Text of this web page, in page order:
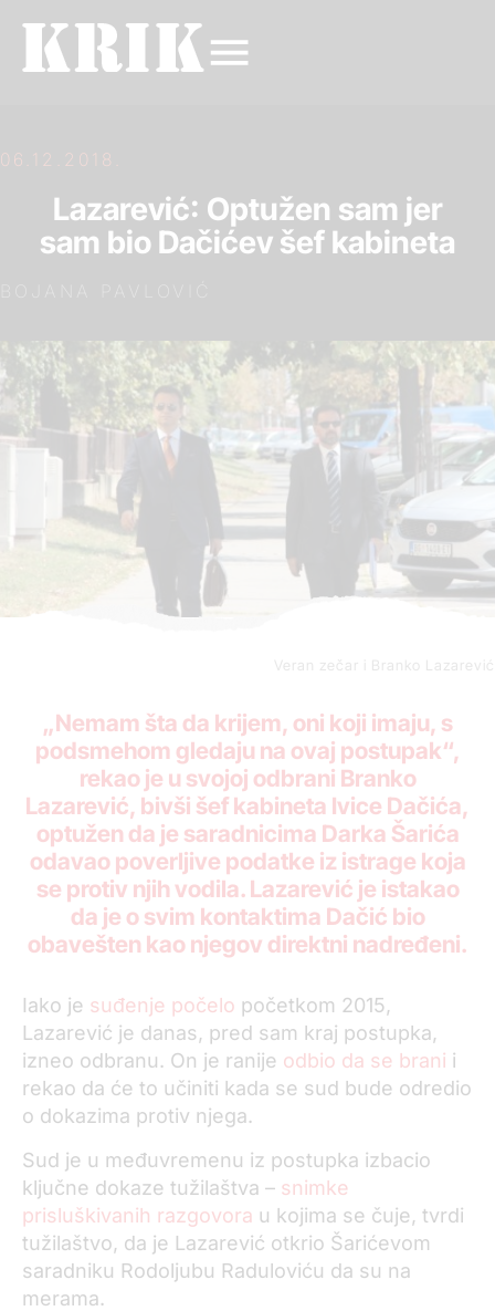
06.12.2018.
Lazarević: Optužen sam jer
sam bio Dačićev šef kabineta
Veran zečar i Branko Lazarević
„Nemam šta da krijem, oni koji imaju, s
podsmehom gledaju na ovaj postupak“,
rekao je u svojoj odbrani Branko
Lazarević, bivši šef kabineta Ivice Dačića,
optužen da je saradnicima Darka Šarića
odavao poverljive podatke iz istrage koja
se protiv njih vodila. Lazarević je istakao
da je o svim kontaktima Dačić bio
obavešten kao njegov direktni nadređeni.
Iako je suđenje počelo početkom 2015,
Lazarević je danas, pred sam kraj postupka,
izneo odbranu. On je ranije odbio da se brani i
rekao da će to učiniti kada se sud bude odredio
o dokazima protiv njega.
Sud je u međuvremenu iz postupka izbacio
ključne dokaze tužilaštva – snimke
prisluškivanih razgovora u kojima se čuje, tvrdi
tužilaštvo, da je Lazarević otkrio Šarićevom
saradniku Rodoljubu Raduloviću da su na
merama.